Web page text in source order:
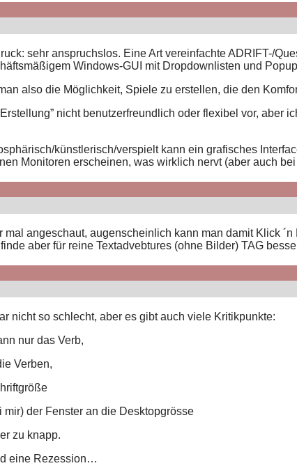
sehr anspruchslos. Eine Art vereinfachte ADRIFT-/
Windows-GUI mit Dropdownlisten und
also die Möglichkeit, Spiele zu erstellen, die den
nicht benutzerfreundlich oder flexibel vor,
künstlerisch/verspielt kann ein grafisches
Monitoren erscheinen, was wirklich nervt (aber auch
mal angeschaut, augenscheinlich kann man damit Klick
aber für reine Textadvebtures (ohne Bilder) TAG
nicht so schlecht, aber es gibt auch viele Kritikpunkte:
nur das Verb,
Verben,
mir) der Fenster an die Desktopgrösse
zu knapp.
eine Rezession…